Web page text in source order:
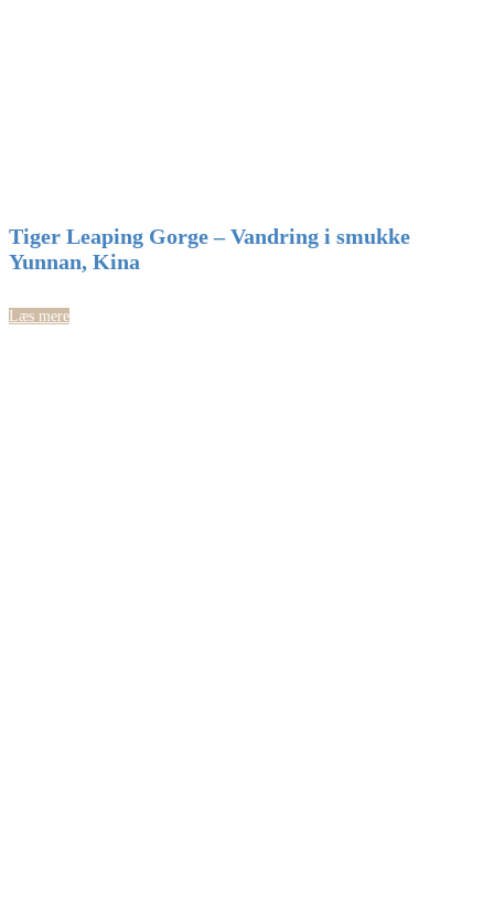
Tiger Leaping Gorge – Vandring i smukke
Yunnan, Kina
Læs mere